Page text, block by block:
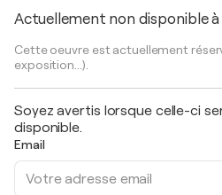
Actuellement non disponible à
Cette oeuvre est actuellement
exposition...).
Soyez avertis lorsque celle-ci
disponible.
Email